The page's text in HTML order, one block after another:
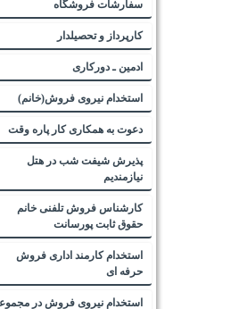
سفارشات فروشگاه
کارپرداز و تحصیلدار
ادمین ـ دورکاری
استخدام نیروی فروش(خانم)
دعوت به همکاری کار پاره وقت
پذیرش شیفت شب در هتل
نیازمندیم
کارشناس فروش تلفنی خانم
حقوق ثابت پورسانت
استخدام کارمند اداری فروش
حرفه ای
استخدام نیروی فروش در